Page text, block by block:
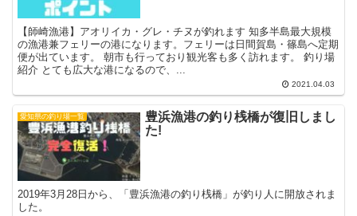
【師崎漁港】アオリイカ・グレ・チヌが釣れます 知多半島最大規模
の漁港兼フェリーの港になります。フェリーは日間賀島・篠島へ定期
便が出ています。 朝市も行っており観光客も多く訪れます。 釣り場
紹介 とても広大な港になるので、...
2021.04.03
愛知県の釣り場一覧
豊浜漁港の釣り桟橋が復旧しまし
た!
2019年3月28日から、「豊浜漁港の釣り桟橋」が釣り人に開放されま
した。